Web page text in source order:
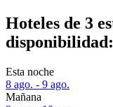
Hoteles de 3
disponibilidad:
Esta noche
8 ago. - 9 ago.
Mañana